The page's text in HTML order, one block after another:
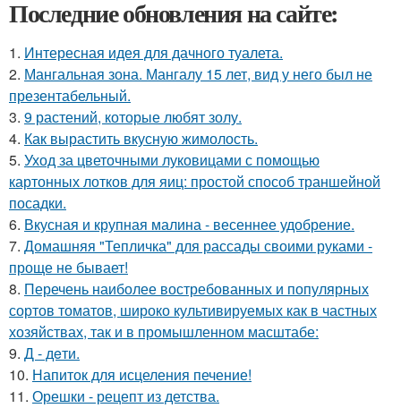
Последние обновления на сайте:
1. Интересная идея для дачного туалета.
2. Мангальная зона. Мангалу 15 лет, вид у него был не
презентабельный.
3. 9 растений, которые любят золу.
4. Как вырастить вкусную жимолость.
5. Уход за цветочными луковицами с помощью
картонных лотков для яиц: простой способ траншейной
посадки.
6. Вкусная и крупная малина - весеннее удобрение.
7. Домашняя "Тепличка" для рассады своими руками -
проще не бывает!
8. Перечень наиболее востребованных и популярных
сортов томатов, широко культивируемых как в частных
хозяйствах, так и в промышленном масштабе:
9. Д - дeти.
10. Напиток для исцеления печение!
11. Орешки - рецепт из детства.